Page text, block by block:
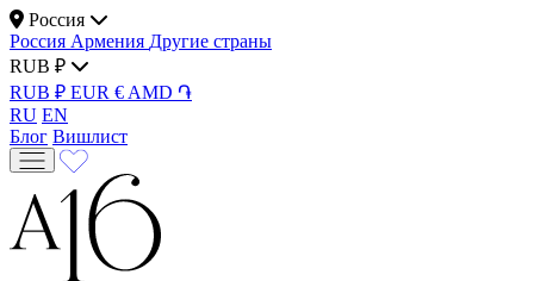
Россия
Россия Армения Другие страны
RUB ₽
RUB ₽ EUR € AMD ֏
RU EN
Блог Вишлист